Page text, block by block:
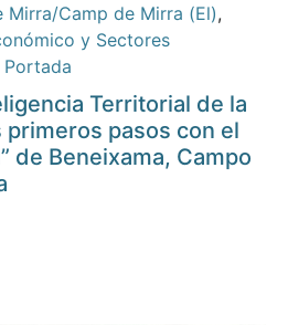
Mirra/Camp de Mirra (El),
y Sectores
Portada
Territorial de la
primeros pasos con el
de Beneixama, Campo